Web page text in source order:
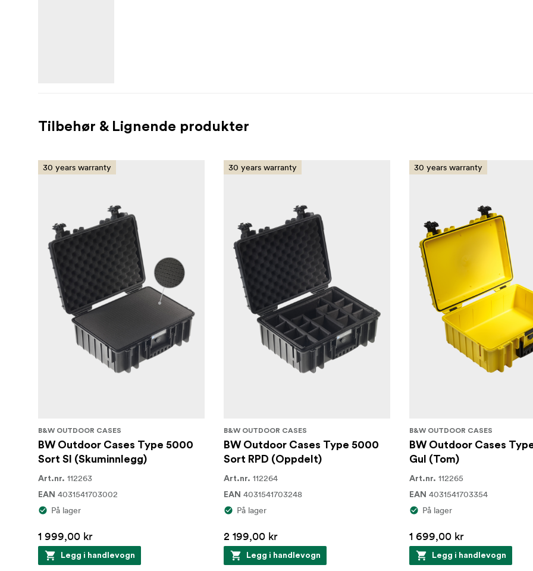
Tilbehør & Lignende produkter
30 years warranty
B&W OUTDOOR CASES
BW Outdoor Cases Type 5000
Sort SI (Skuminnlegg)
Art.nr. 112263
EAN 4031541703002
På lager
1 999,00 kr
Legg i handlevogn
30 years warranty
B&W OUTDOOR CASES
BW Outdoor Cases Type 5000
Sort RPD (Oppdelt)
Art.nr. 112264
EAN 4031541703248
På lager
2 199,00 kr
Legg i handlevogn
30 years warranty
B&W OUTDOOR CASES
BW Outdoor Cases
Gul (Tom)
Art.nr. 112265
EAN 4031541703354
På lager
1 699,00 kr
Legg i handlevogn